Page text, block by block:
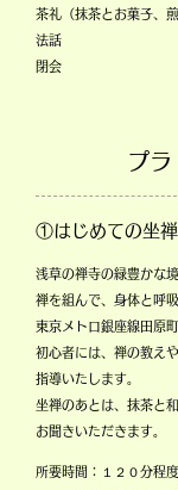
茶礼（抹茶とお菓子、
法話
閉会
​プ
①はじめての坐
浅草の禅寺の緑豊かな
禅を組んで、身体と呼
東京メトロ銀座線田原
初心者には、禅の教え
指導いたします。
坐禅のあとは、抹茶と
お聞きいただきます。
所要時間：１２０分程